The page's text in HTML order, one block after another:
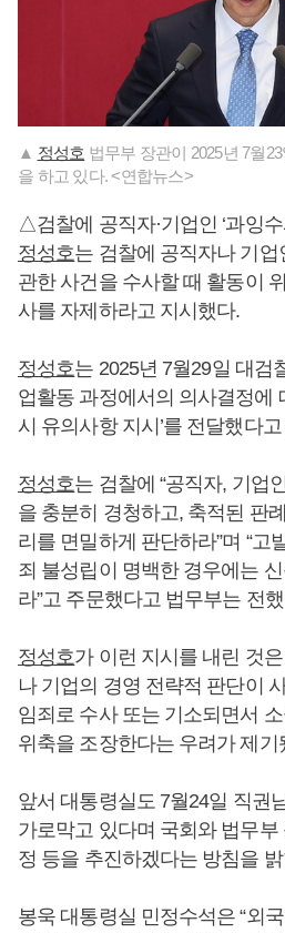
▲ 정성호 법무부 장관이 2025년 7월
을 하고 있다. <연합뉴스>
△검찰에 공직자·기업인 ‘과잉수
정성호는 검찰에 공직자나 기업
관한 사건을 수사할 때 활동이
사를 자제하라고 지시했다.
정성호는 2025년 7월29일 대검
업활동 과정에서의 의사결정에
시 유의사항 지시’를 전달했다
정성호는 검찰에 “공직자, 기업
을 충분히 경청하고, 축적된 판
리를 면밀하게 판단하라”며 “고
죄 불성립이 명백한 경우에는
라”고 주문했다고 법무부는 전
정성호가 이런 지시를 내린 것
나 기업의 경영 전략적 판단이
임죄로 수사 또는 기소되면서
위축을 조장한다는 우려가 제
앞서 대통령실도 7월24일 직권
가로막고 있다며 국회와 법무부
정 등을 추진하겠다는 방침을
봉욱 대통령실 민정수석은 “외